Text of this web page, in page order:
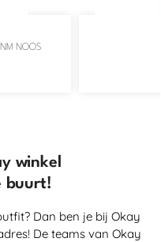
NOOS
winkel
buurt!
Dan ben je bij Okay
De teams van Okay